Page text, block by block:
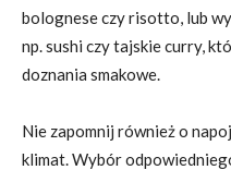
bolognese czy risotto, lub
np. sushi czy tajskie curry,
doznania smakowe.
Nie zapomnij również o
klimat. Wybór